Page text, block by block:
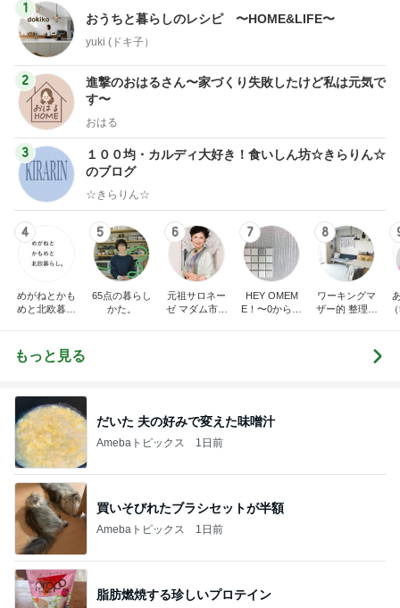
1
おうちと暮らしのレシピ 〜HOME&LIFE〜
yuki (ドキ子）
2
進撃のおはるさん〜家づくり失敗したけど私は元気で
す〜
おはる
3
１００均・カルディ大好き！食いしん坊☆きらりん☆
のブログ
☆きらりん☆
4
めがねとかも
めと北欧暮ら
5
65点の暮らし
かた。
6
元祖サロネー
ゼ マダム市川
7
HEY OMEM
E！〜0からの
8
ワーキングマ
ザー的 整理収
もっと見る
だいた 夫の好みで変えた味噌汁
Amebaトピックス 1日前
買いそびれたブラシセットが半額
Amebaトピックス 1日前
脂肪燃焼する珍しいプロテイン